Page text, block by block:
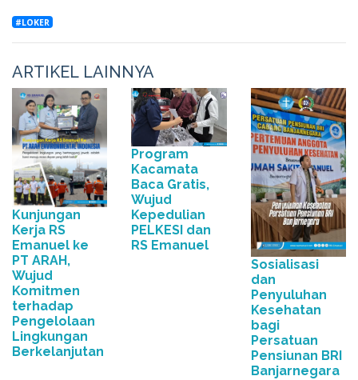
#LOKER
ARTIKEL LAINNYA
Kunjungan
Kerja RS
Emanuel ke
PT ARAH,
Wujud
Komitmen
terhadap
Pengelolaan
Lingkungan
Berkelanjutan
Program
Kacamata
Baca Gratis,
Wujud
Kepedulian
PELKESI dan
RS Emanuel
Sosialisasi
dan
Penyuluhan
Kesehatan
bagi
Persatuan
Pensiunan BRI
Banjarnegara